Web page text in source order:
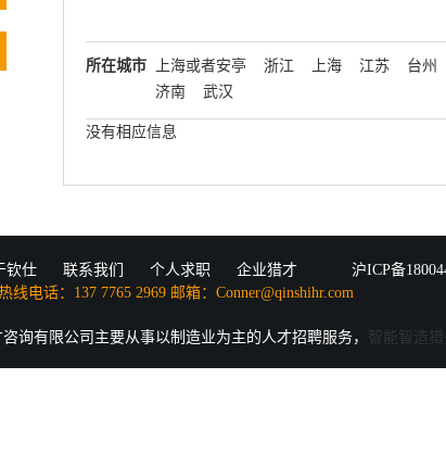
所在城市 上海或者安亭 浙江 上海 江苏 台州
济南
武汉
没有相应信息
钦仕 联系我们 个人求职
企业猎才
线电话：137 7765 2969 邮箱：Conner@qinshihr.com
沪ICP备
咨询有限公司主要从事以制造业为主的人才招聘服务， 智能智造猎